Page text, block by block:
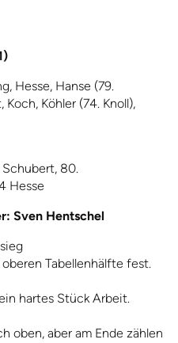
Hesse, Hanse (79.
Köhler (74. Knoll),
Schubert, 80.
Hesse
Sven Hentschel
Tabellenhälfte fest.
hartes Stück Arbeit.
oben, aber am Ende zählen